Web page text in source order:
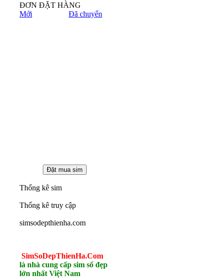
ĐƠN ĐẶT HÀNG
Mới
Đã chuyển
Thống kê sim
Thống kê truy cập
simsodepthienha.com
SimSoDepThienHa.Com
là nhà cung cấp sim số đẹp
lớn nhất Việt Nam